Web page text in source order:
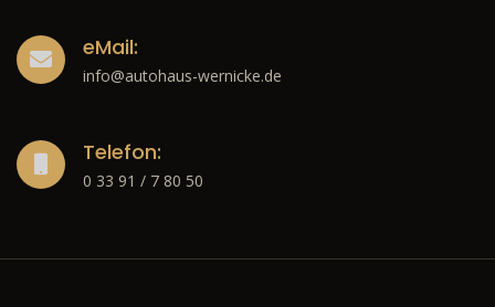
eMail:
info@autohaus-wernicke.de
Telefon:
0 33 91 / 7 80 50